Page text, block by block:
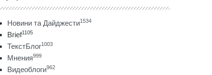
Новини та Дайджести1534
Brief1105
ТекстБлог1003
Мнения999
Видеоблоги962